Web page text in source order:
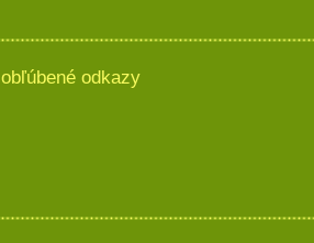
obľúbené odkazy